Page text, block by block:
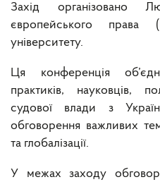
Захід організовано
європейського права
університету.
Ця конференція
практиків, науковців,
судової влади з
обговорення важливих
та глобалізації.
У межах заходу